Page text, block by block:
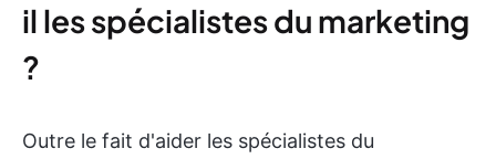
il les spécialistes du marketing
?
Outre le fait d'aider les spécialistes du